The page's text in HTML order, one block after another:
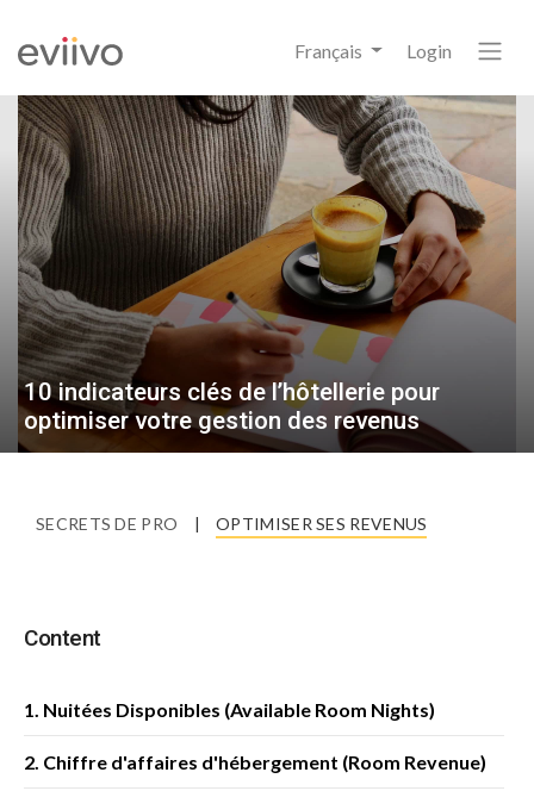
Français Login
10 indicateurs clés de l’hôtellerie pour
optimiser votre gestion des revenus
SECRETS DE PRO | OPTIMISER SES REVENUS
Content
1. Nuitées Disponibles (Available Room Nights)
2. Chiffre d'affaires d'hébergement (Room Revenue)